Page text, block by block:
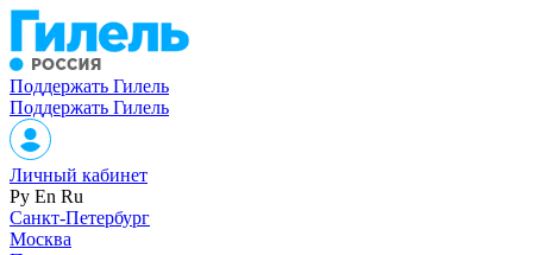
Поддержать Гилель
Поддержать Гилель
Личный кабинет
Ру En Ru
Санкт-Петербург
Москва